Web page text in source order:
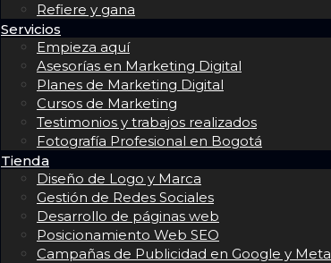
Refiere y gana
Servicios
Empieza aquí
Asesorías en Marketing Digital
Planes de Marketing Digital
Cursos de Marketing
Testimonios y trabajos realizados
Fotografía Profesional en Bogotá
Tienda
Diseño de Logo y Marca
Gestión de Redes Sociales
Desarrollo de páginas web
Posicionamiento Web SEO
Campañas de Publicidad en Google y Meta